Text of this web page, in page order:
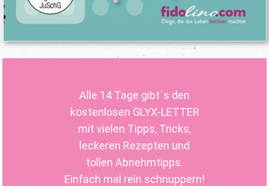
Alle 14 Tage gibt´s den
kostenlosen GLYX-LETTER
mit vielen Tipps, Tricks,
leckeren Rezepten und
tollen Abnehmtipps.
Einfach mal rein schnuppern!